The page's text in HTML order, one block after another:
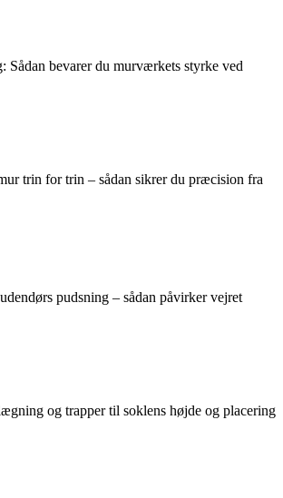
Sådan bevarer du murværkets styrke ved
trin for trin – sådan sikrer du præcision fra
pudsning – sådan påvirker vejret
og trapper til soklens højde og placering